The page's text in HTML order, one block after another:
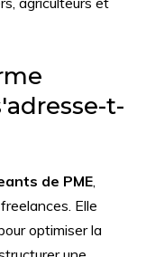
t-
de PME,
Elle
optimiser la